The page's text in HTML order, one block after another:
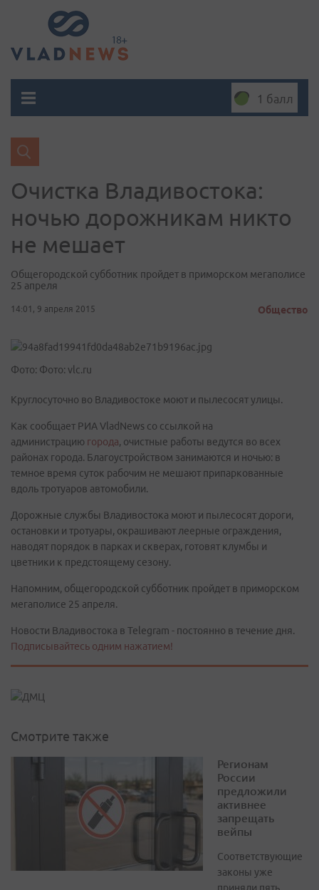
1 балл
Очистка Владивостока:
ночью дорожникам никто
не мешает
Общегородской субботник пройдет в приморском мегаполисе
25 апреля
14:01, 9 апреля 2015 Общество
Фото: Фото: vlc.ru
Круглосуточно во Владивостоке моют и пылесосят улицы.
Как сообщает РИА VladNews со ссылкой на
администрацию города, очистные работы ведутся во всех
районах города. Благоустройством занимаются и ночью: в
темное время суток рабочим не мешают припаркованные
вдоль тротуаров автомобили.
Дорожные службы Владивостока моют и пылесосят дороги,
остановки и тротуары, окрашивают леерные ограждения,
наводят порядок в парках и скверах, готовят клумбы и
цветники к предстоящему сезону.
Напомним, общегородской субботник пройдет в приморском
мегаполисе 25 апреля.
Новости Владивостока в Telegram - постоянно в течение дня.
Подписывайтесь одним нажатием!
Смотрите также
Регионам
России
предложили
активнее
запрещать
вейпы
Соответствующие
законы уже